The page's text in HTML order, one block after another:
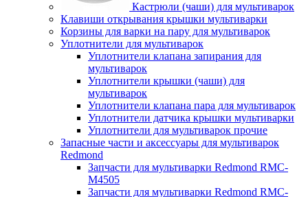
Кастрюли (чаши) для мультиварок
Клавиши открывания крышки мультиварки
Корзины для варки на пару для мультиварок
Уплотнители для мультиварок
Уплотнители клапана запирания для
мультиварок
Уплотнители крышки (чаши) для
мультиварок
Уплотнители клапана пара для мультиварок
Уплотнители датчика крышки мультиварки
Уплотнители для мультиварок прочие
Запасные части и аксессуары для мультиварок
Redmond
Запчасти для мультиварки Redmond RMC-
M4505
Запчасти для мультиварки Redmond RMC-